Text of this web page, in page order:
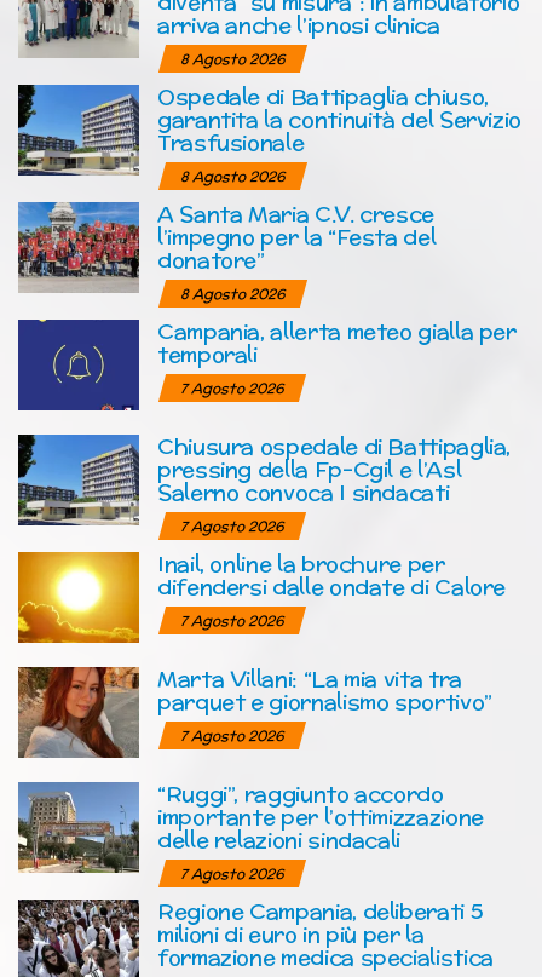
arriva anche l’ipnosi clinica
8 Agosto 2026
Ospedale di Battipaglia chiuso,
garantita la continuità del Servizio
Trasfusionale
8 Agosto 2026
A Santa Maria C.V. cresce
l’impegno per la “Festa del
donatore”
8 Agosto 2026
Campania, allerta meteo gialla per
temporali
7 Agosto 2026
Chiusura ospedale di Battipaglia,
pressing della Fp-Cgil e l’Asl
Salerno convoca I sindacati
7 Agosto 2026
Inail, online la brochure per
difendersi dalle ondate di Calore
7 Agosto 2026
Marta Villani: “La mia vita tra
parquet e giornalismo sportivo”
7 Agosto 2026
“Ruggi”, raggiunto accordo
importante per l’ottimizzazione
delle relazioni sindacali
7 Agosto 2026
Regione Campania, deliberati 5
milioni di euro in più per la
formazione medica specialistica